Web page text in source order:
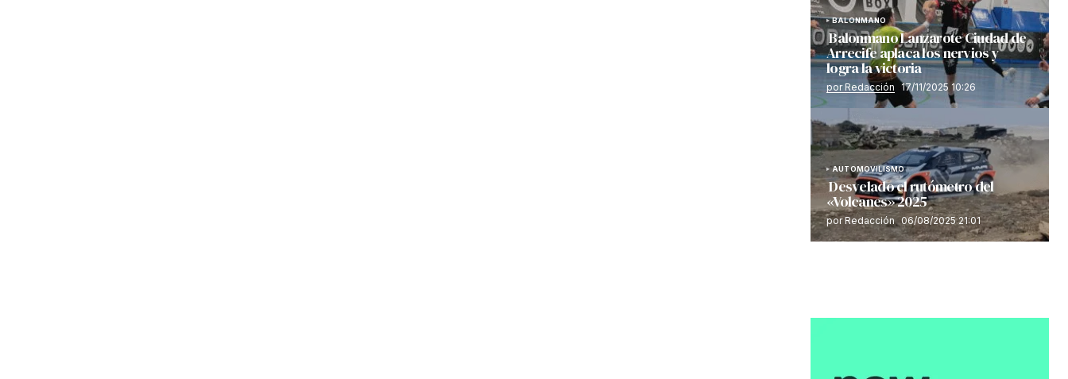
BALONMANO
Balonmano Lanzarote Ciudad de
Arrecife aplaca los nervios y
logra la victoria
por Redacción 17/11/2025 10:26
AUTOMOVILISMO
Desvelado el rutómetro del
«Volcanes» 2025
por Redacción 06/08/2025 21:01